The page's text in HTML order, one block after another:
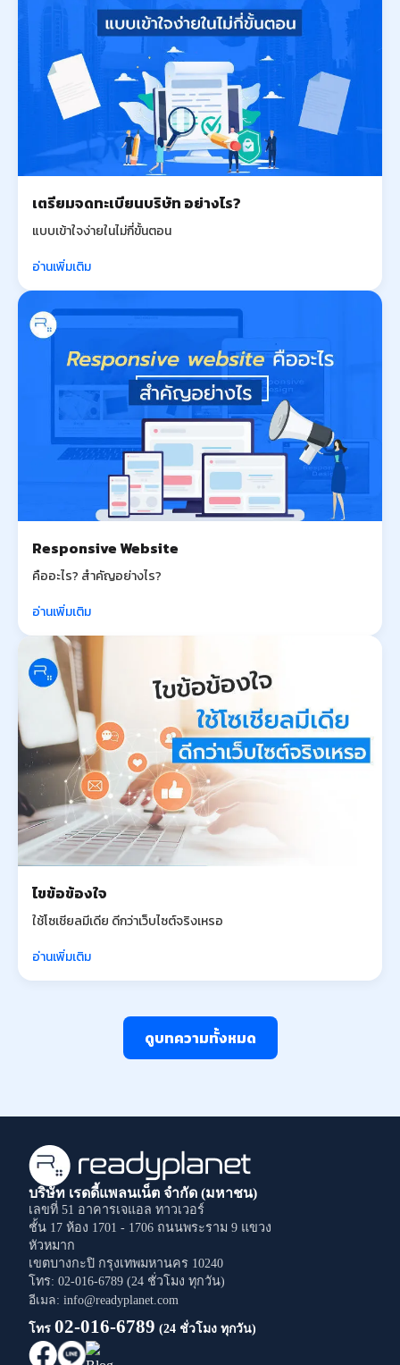
เตรียมจดทะเบียนบริษัท อย่างไร?
แบบเข้าใจง่ายในไม่กี่ขั้นตอน
อ่านเพิ่มเติม
Responsive Website
คืออะไร? สำคัญอย่างไร?
อ่านเพิ่มเติม
ไขข้อข้องใจ
ใช้โซเชียลมีเดีย ดีกว่าเว็บไซต์จริงเหรอ
อ่านเพิ่มเติม
ดูบทความทั้งหมด
บริษัท เรดดี้แพลนเน็ต จำกัด (มหาชน)
เลขที่ 51 อาคารเจแอล ทาวเวอร์
ชั้น 17 ห้อง 1701 - 1706 ถนนพระราม 9 แขวง
หัวหมาก
เขตบางกะปิ กรุงเทพมหานคร 10240
โทร: 02-016-6789 (24 ชั่วโมง ทุกวัน)
อีเมล: info@readyplanet.com
โทร 02-016-6789 (24 ชั่วโมง ทุกวัน)